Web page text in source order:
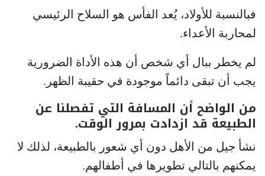
فبالنسبة للأولاد، يُعد الفأس هو السلاح الرئيسي
لمحاربة الأعداء.
لم يخطر ببال أي شخص أن هذه الأداة الضرورية
يجب أن تبقى دائماً موجودة في حقيبة الظهر.
من الواضح أن المسافة التي تفصلنا عن
الطبيعة قد ازدادت بمرور الوقت.
نشأ جيل من الأهل دون أي شعور بالطبيعة، لذلك لا
يمكنهم بالتالي تطويرها في أطفالهم.